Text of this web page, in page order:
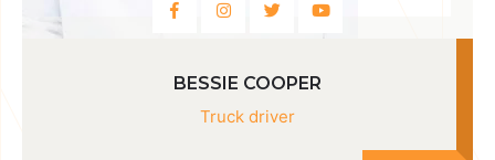
BESSIE COOPER
Truck driver